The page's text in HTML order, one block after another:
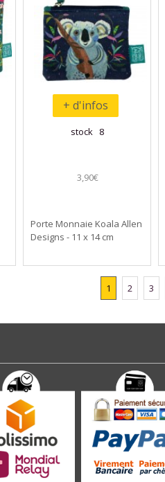
+ d'infos
stock 8
3,90€
Porte Monnaie Koala Allen
Designs - 11 x 14 cm
1 2 3